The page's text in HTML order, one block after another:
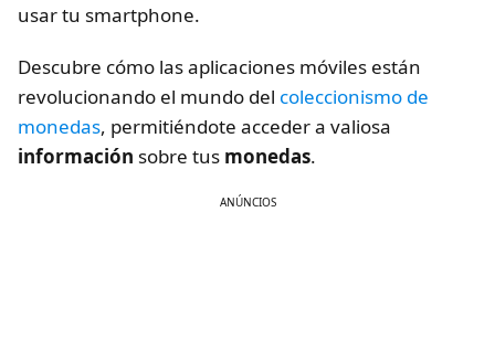
usar tu smartphone.
Descubre cómo las aplicaciones móviles están
revolucionando el mundo del coleccionismo de
monedas, permitiéndote acceder a valiosa
información sobre tus monedas.
ANÚNCIOS